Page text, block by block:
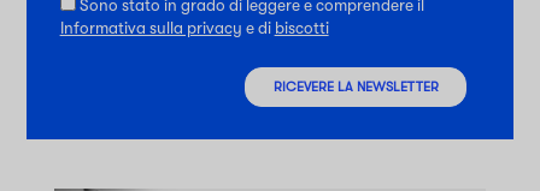
Sono stato in grado di leggere e comprendere il
Informativa sulla privacy e di biscotti
RICEVERE LA NEWSLETTER